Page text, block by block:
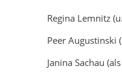
Regina Lemnitz
Peer Augustinski
Janina Sachau